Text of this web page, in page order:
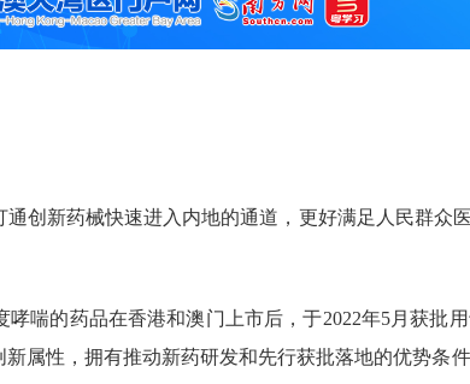
新药械快速进入内地的通道，更好满足人民群众
的药品在香港和澳门上市后，于2022年5月获批
属性，拥有推动新药研发和先行获批落地的优势条